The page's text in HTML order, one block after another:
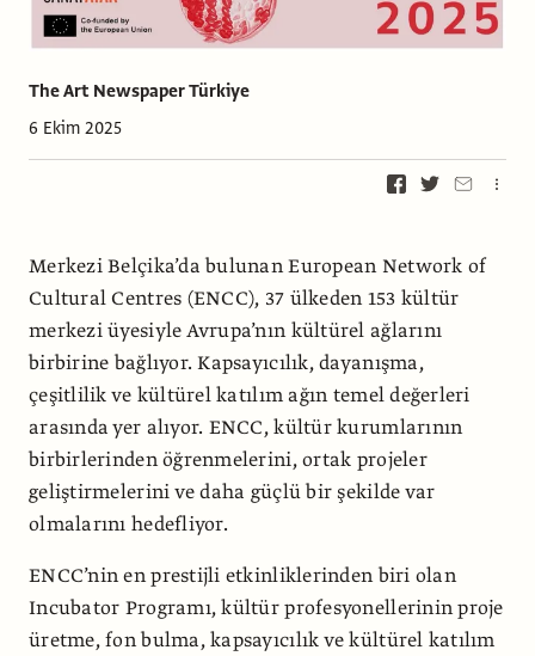
The Art Newspaper Türkiye
6 Ekim 2025
Merkezi Belçika’da bulunan European Network of
Cultural Centres (ENCC), 37 ülkeden 153 kültür
merkezi üyesiyle Avrupa’nın kültürel ağlarını
birbirine bağlıyor. Kapsayıcılık, dayanışma,
çeşitlilik ve kültürel katılım ağın temel değerleri
arasında yer alıyor. ENCC, kültür kurumlarının
birbirlerinden öğrenmelerini, ortak projeler
geliştirmelerini ve daha güçlü bir şekilde var
olmalarını hedefliyor.
ENCC’nin en prestijli etkinliklerinden biri olan
Incubator Programı, kültür profesyonellerinin proje
üretme, fon bulma, kapsayıcılık ve kültürel katılım